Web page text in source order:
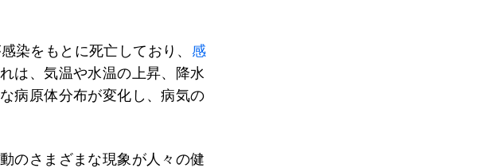
染をもとに死亡しており、 感
は、気温や水温の上昇、降水
病原体分布が変化し、病気の
のさまざまな現象が人々の健